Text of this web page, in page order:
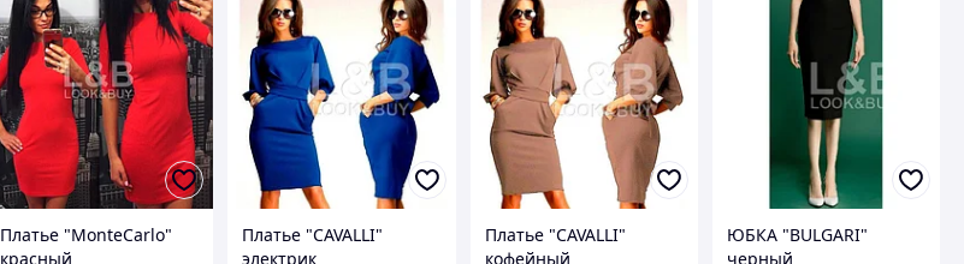
Платье "MonteCarlo"
красный
Платье "CAVALLI"
электрик
Платье "CAVALLI"
кофейный
ЮБКА "BULGARI"
черный